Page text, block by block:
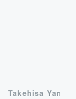
Takehisa